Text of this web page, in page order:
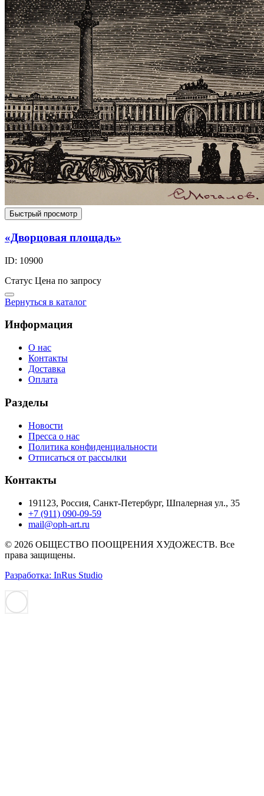
Быстрый просмотр
«Дворцовая площадь»
ID: 10900
Статус Цена по запросу
Вернуться в каталог
Информация
О нас
Контакты
Доставка
Оплата
Разделы
Новости
Пресса о нас
Политика конфиденциальности
Отписаться от рассылки
Контакты
191123, Россия, Санкт-Петербург, Шпалерная ул., 35
+7 (911) 090-09-59
mail@oph-art.ru
© 2026 ОБЩЕСТВО ПООЩРЕНИЯ ХУДОЖЕСТВ. Все
права защищены.
Разработка: InRus Studio